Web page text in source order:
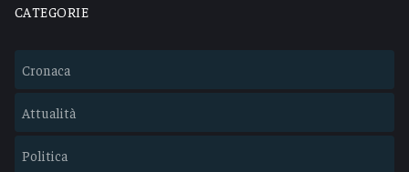
CATEGORIE
Cronaca
Attualità
Politica